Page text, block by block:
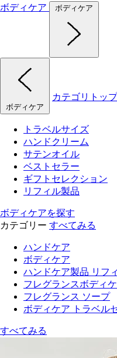
ボディケア
ボディケア
ボディケア
カテゴリトップ
トラベルサイズ
ハンドクリーム
サテンオイル
ベストセラー
ギフトセレクション
リフィル製品
ボディケアを探す
カテゴリー すべてみる
ハンドケア
ボディケア
ハンドケア製品 リフ
フレグランスボディ
フレグランス ソープ
ボディケア トラベル
すべてみる